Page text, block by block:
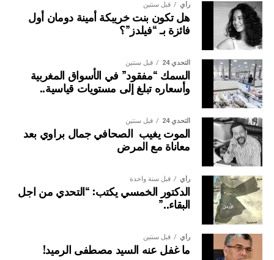
وأكد المصدر ذاته ا انه”تم التذكير بالروابط الإنسانية والدينية
والاقتصادية الوثيقة التي تجمع البلدين، والتي تتضح جليا من خلال
الزيارات الثمانية التي قام بها جلالة الملك حفظه الله، إلى
السنغال. كما أبرز الدور المحوري الذي تضطلع به جمهورية
السنغال في المبادرات الملكية الرامية لترسيخ التنمية في
إفريقيا، لاسيما المبادرة الملكية لتعزيز ولوج بلدان الساحل إلى
المحيط الأطلسي.
رأي قبل سنتين
هل تكون بنت خريبكة أمينة دومان أول
فائزة بـ “فيلدز”؟
التحدي 24 قبل سنتين
السمك “مفقود” في الأسواق المغربية
وأسعاره تبلغ إلى مستويات قياسية..
التحدي 24 قبل سنتين
الموت يغيب الصحافي جمال براوي بعد
معاناة مع المرض
رأي قبل سنة واحدة
الدكتور الخمسي يكتب: “التحدي من اجل
البقاء..”
رأي قبل سنتين
ما غفل عنه السيد مصطفى الرميد!